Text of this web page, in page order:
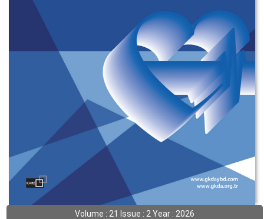
Volume : 21 Issue : 2 Year : 2026